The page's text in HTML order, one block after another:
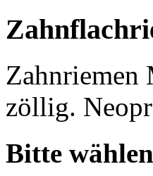
zöllig.
Bitte